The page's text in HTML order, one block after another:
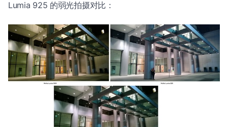
Lumia 925 的弱光拍摄对比：